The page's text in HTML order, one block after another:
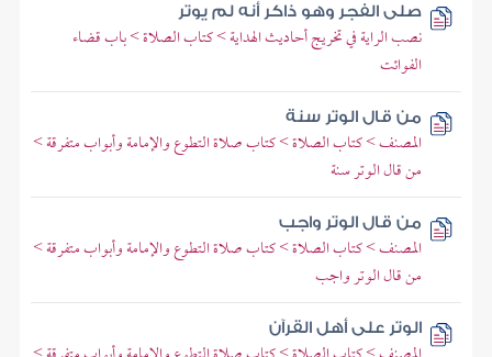
صلى الفجر وهو ذاكر أنه لم يوتر
نصب الراية في تخريج أحاديث الهداية > كتاب الصلاة > باب قضاء
الفوائت
من قال الوتر سنة
المصنف > كتاب الصلاة > كتاب صلاة التطوع والإمامة وأبواب متفرقة >
من قال الوتر سنة
من قال الوتر واجب
المصنف > كتاب الصلاة > كتاب صلاة التطوع والإمامة وأبواب متفرقة >
من قال الوتر واجب
الوتر على أهل القرآن